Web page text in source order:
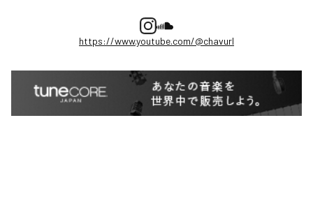
https://www.youtube.com/@chavurl